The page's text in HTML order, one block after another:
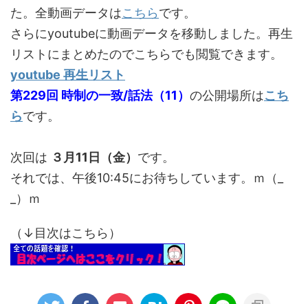
た。全動画データはこちらです。
さらにyoutubeに動画データを移動しました。再生
リストにまとめたのでこちらでも閲覧できます。
youtube 再生リスト
第229回 時制の一致/話法（11） の公開場所はこち
らです。
次回は ３月11日（金） です。
それでは、午後10:45にお待ちしています。ｍ（_
_）ｍ
（↓目次はこちら）